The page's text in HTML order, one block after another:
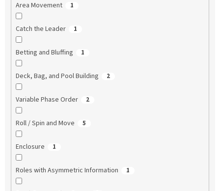
Area Movement 1
Catch the Leader 1
Betting and Bluffing 1
Deck, Bag, and Pool Building 2
Variable Phase Order 2
Roll / Spin and Move 5
Enclosure 1
Roles with Asymmetric Information 1